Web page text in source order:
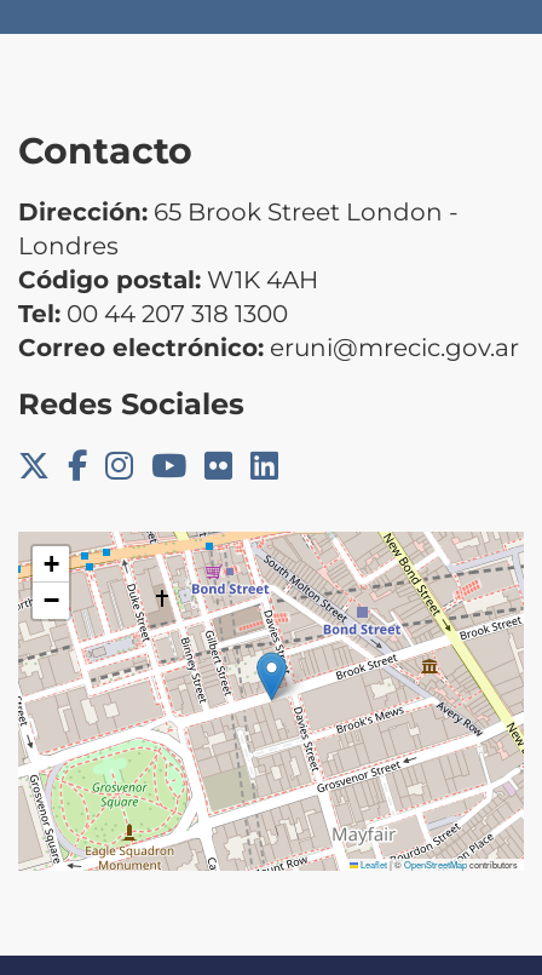
Contacto
Dirección: 65 Brook Street London -
Londres
Código postal: W1K 4AH
Tel: 00 44 207 318 1300
Correo electrónico: eruni@mrecic.gov.ar
Redes Sociales
+
−
Leaflet|©OpenStreetMapcontributors